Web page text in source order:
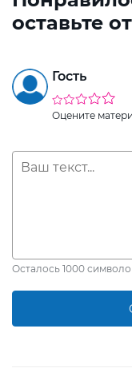
оставьте
Гость
Оцените
Осталось 1000